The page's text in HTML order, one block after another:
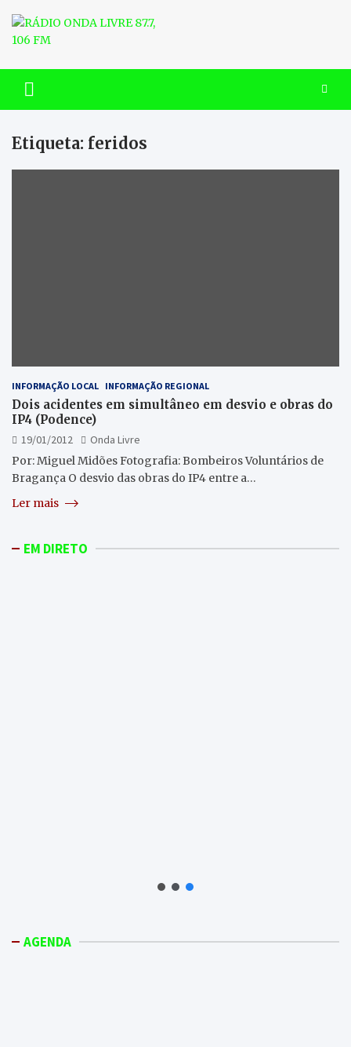
content
RÁDIO ONDA LIVRE 87.7, 106
FM
Etiqueta: feridos
INFORMAÇÃO LOCAL INFORMAÇÃO REGIONAL
Dois acidentes em simultâneo em desvio e obras do
IP4 (Podence)
19/01/2012
Onda Livre
Por: Miguel Midões Fotografia: Bombeiros Voluntários de
Bragança O desvio das obras do IP4 entre a…
Ler mais
EM DIRETO
AGENDA